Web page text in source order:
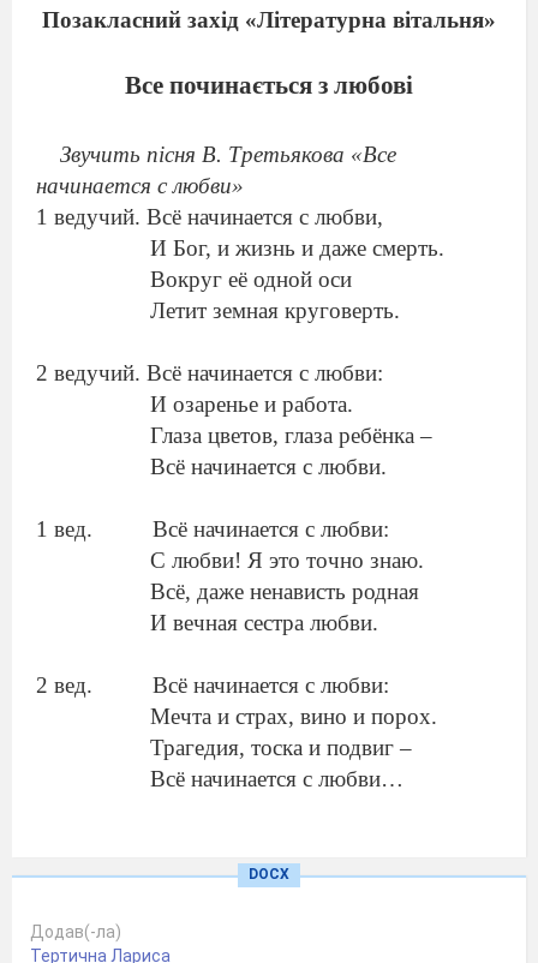
Позакласний захід «Літературна вітальня»
Все починається з любові
Звучить пісня В. Третьякова «Все
начинается с любви»
1 ведучий. Всё начинается с любви,
И Бог, и жизнь и даже смерть.
Вокруг её одной оси
Летит земная круговерть.
2 ведучий. Всё начинается с любви:
И озаренье и работа.
Глаза цветов, глаза ребёнка –
Всё начинается с любви.
1 вед.
Всё начинается с любви:
С любви! Я это точно знаю.
Всё, даже ненависть родная
И вечная сестра любви.
2 вед.
Всё начинается с любви:
Мечта и страх, вино и порох.
Трагедия, тоска и подвиг –
Всё начинается с любви…
И ты от шёпота качнёшься
DOCX
Додав(-ла)
Тертична Лариса